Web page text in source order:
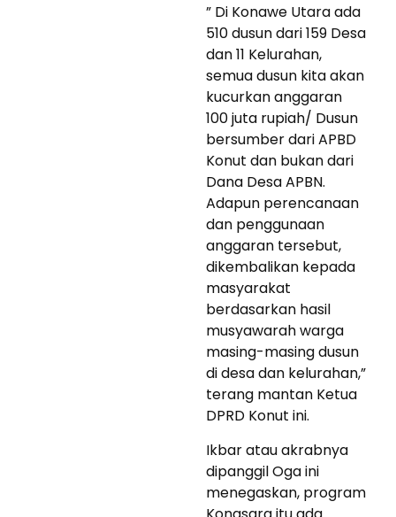
” Di Konawe Utara ada
510 dusun dari 159 Desa
dan 11 Kelurahan,
semua dusun kita akan
kucurkan anggaran
100 juta rupiah/ Dusun
bersumber dari APBD
Konut dan bukan dari
Dana Desa APBN.
Adapun perencanaan
dan penggunaan
anggaran tersebut,
dikembalikan kepada
masyarakat
berdasarkan hasil
musyawarah warga
masing-masing dusun
di desa dan kelurahan,”
terang mantan Ketua
DPRD Konut ini.
Ikbar atau akrabnya
dipanggil Oga ini
menegaskan, program